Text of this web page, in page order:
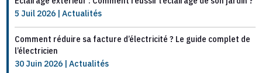
5 Juil 2026 |Actualités
Comment réduire sa facture d’électricité ? Le guide complet de
l’électricien
30 Juin 2026 |Actualités